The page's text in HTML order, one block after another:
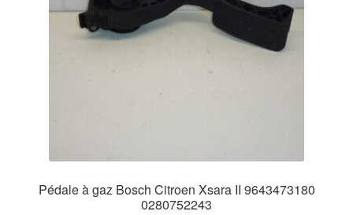
Pédale à gaz Bosch Citroen Xsara II 9643473180
0280752243